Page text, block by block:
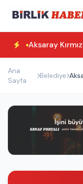
Aksaray
Ana
Sayfa
Belediye